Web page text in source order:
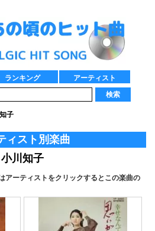
ランキング
アーティスト
検索
子
ィスト別楽曲
小川知子
アーティストをクリックするとこの楽曲の